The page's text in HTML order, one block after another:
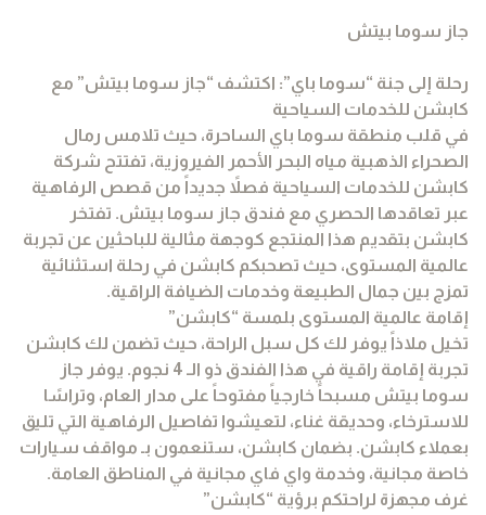
جاز سوما بيتش
رحلة إلى جنة “سوما باي”: اكتشف “جاز سوما بيتش” مع
كابشن للخدمات السياحية
في قلب منطقة سوما باي الساحرة، حيث تلامس رمال
الصحراء الذهبية مياه البحر الأحمر الفيروزية، تفتتح شركة
كابشن للخدمات السياحية فصلاً جديداً من قصص الرفاهية
عبر تعاقدها الحصري مع فندق جاز سوما بيتش. تفتخر
كابشن بتقديم هذا المنتجع كوجهة مثالية للباحثين عن تجربة
عالمية المستوى، حيث تصحبكم كابشن في رحلة استثنائية
تمزج بين جمال الطبيعة وخدمات الضيافة الراقية.
إقامة عالمية المستوى بلمسة “كابشن”
تخيل ملاذاً يوفر لك كل سبل الراحة، حيث تضمن لك كابشن
تجربة إقامة راقية في هذا الفندق ذو الـ 4 نجوم. يوفر جاز
سوما بيتش مسبحاً خارجياً مفتوحاً على مدار العام، وتراسًا
للاسترخاء، وحديقة غناء، لتعيشوا تفاصيل الرفاهية التي تليق
بعملاء كابشن. بضمان كابشن، ستنعمون بـ مواقف سيارات
خاصة مجانية، وخدمة واي فاي مجانية في المناطق العامة.
غرف مجهزة لراحتكم برؤية “كابشن”